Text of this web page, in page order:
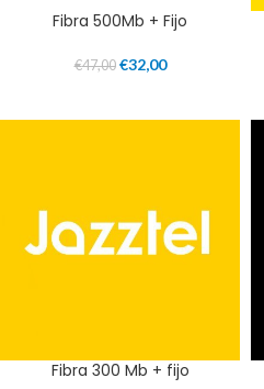
Fibra 500Mb + Fijo
€47,00 €32,00
Fibra 300 Mb + fijo